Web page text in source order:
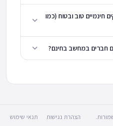
טוב ובטוח (כמו
חברים במחשב בחינם?
הצהרת נגישות תנאי שימוש